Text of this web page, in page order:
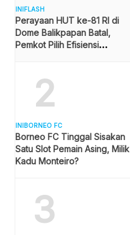
INIFLASH
Perayaan HUT ke-81 RI di
Dome Balikpapan Batal,
Pemkot Pilih Efisiensi
2
INIBORNEO FC
Borneo FC Tinggal Sisakan
Satu Slot Pemain Asing, Milik
Kadu Monteiro?
3